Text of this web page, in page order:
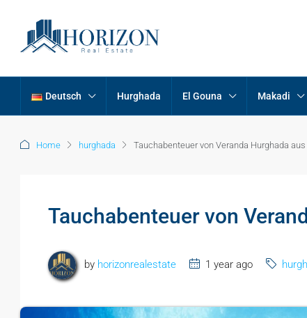
Deutsch Hurghada El Gouna Makadi
Home hurghada Tauchabenteuer von Veranda Hurghada aus
Tauchabenteuer von
by horizonrealestate 1 year ago